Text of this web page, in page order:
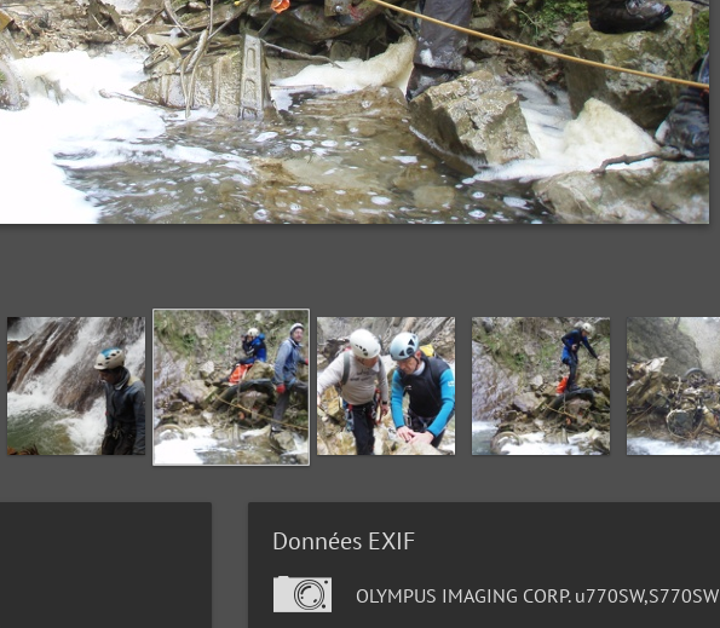
Données EXIF
OLYMPUS IMAGING CORP. u770SW,S770SW